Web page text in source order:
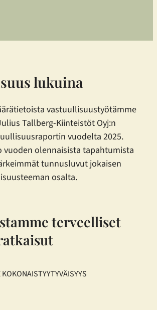
lukuina
vastuullisuustyötämme
Tallberg-Kiinteistöt Oyj:n
vuodelta 2025.
vuoden olennaisista tapahtumista
tunnusluvut jokaisen
osalta.
terveelliset